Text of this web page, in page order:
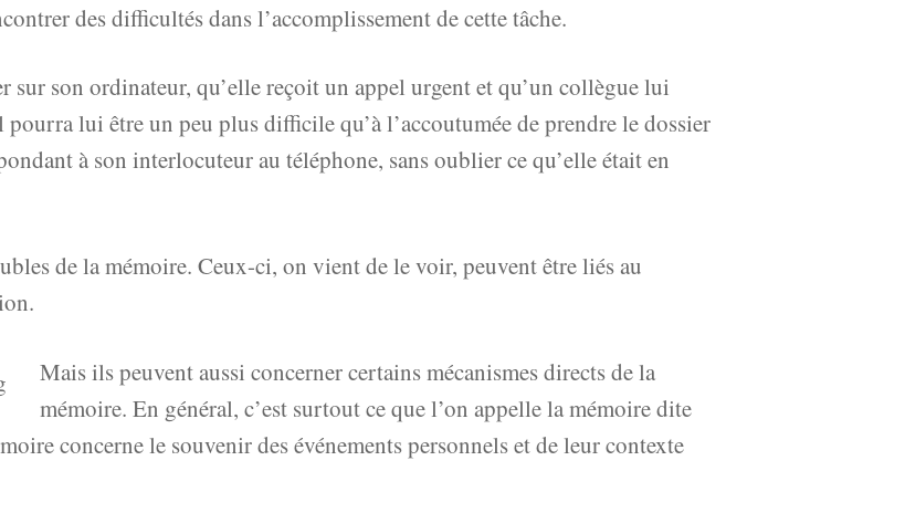
des difficultés dans l’accomplissement de cette tâche.
sur son ordinateur, qu’elle reçoit un appel urgent et qu’un collègue lui
lui être un peu plus difficile qu’à l’accoutumée de prendre le dossier
à son interlocuteur au téléphone, sans oublier ce qu’elle était en
de la mémoire. Ceux-ci, on vient de le voir, peuvent être liés au
Mais ils peuvent aussi concerner certains mécanismes directs de la
mémoire. En général, c’est surtout ce que l’on appelle la mémoire dite
concerne le souvenir des événements personnels et de leur contexte